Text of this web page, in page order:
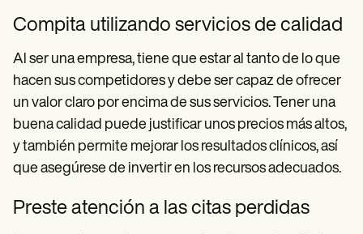
Compita utilizando servicios de calidad
Al ser una empresa, tiene que estar al tanto de lo que
hacen sus competidores y debe ser capaz de ofrecer
un valor claro por encima de sus servicios. Tener una
buena calidad puede justificar unos precios más altos,
y también permite mejorar los resultados clínicos, así
que asegúrese de invertir en los recursos adecuados.
Preste atención a las citas perdidas